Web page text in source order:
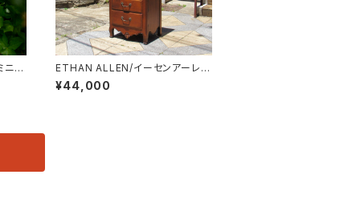
テ
ETHAN ALLEN/イーセンアーレン
7段トールチェスト
¥44,000